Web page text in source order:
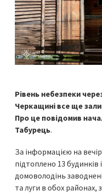
Рівень небезпеки
Черкащині все ще
Про це повідомив
Табурець.
За інформацією на
підтоплено 13 будинків
домоволодінь
та луги в обох